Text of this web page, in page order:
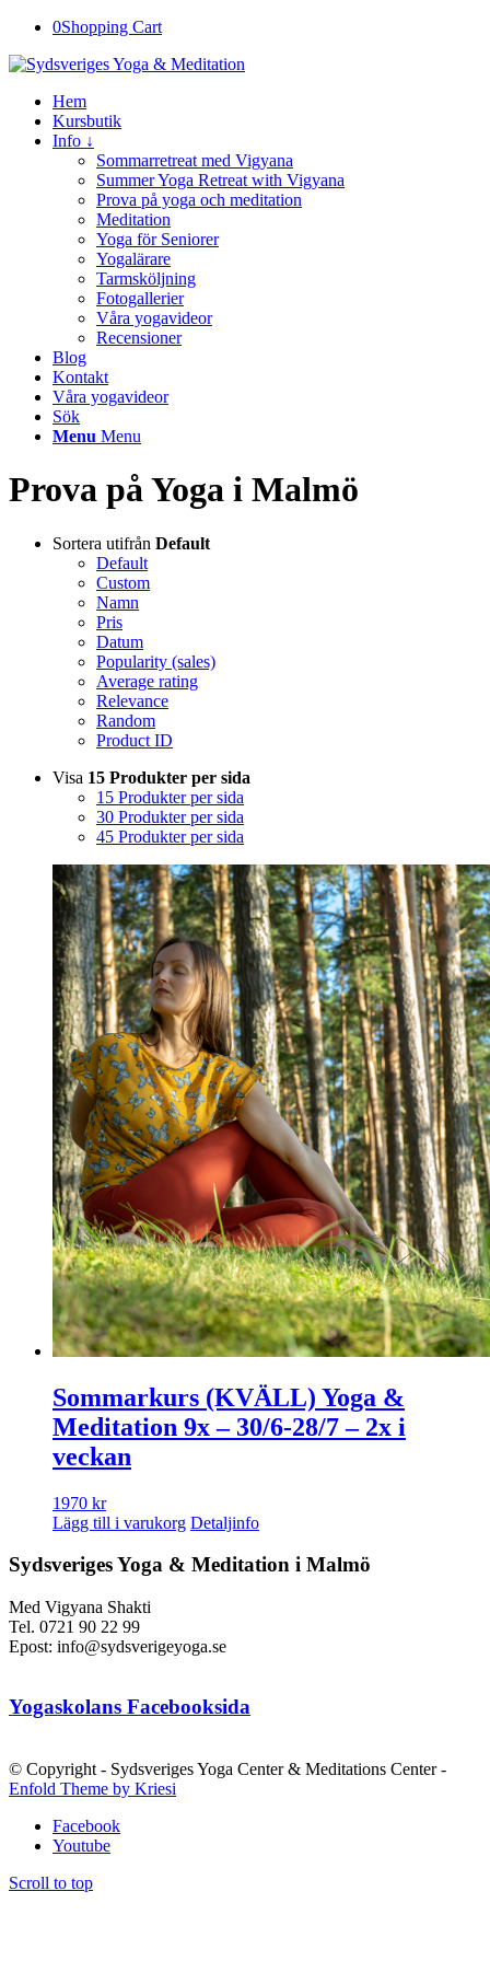
0Shopping Cart
Hem
Kursbutik
Info ↓
Sommarretreat med Vigyana
Summer Yoga Retreat with Vigyana
Prova på yoga och meditation
Meditation
Yoga för Seniorer
Yogalärare
Tarmsköljning
Fotogallerier
Våra yogavideor
Recensioner
Blog
Kontakt
Våra yogavideor
Sök
Menu Menu
Prova på Yoga i Malmö
Sortera utifrån Default
Default
Custom
Namn
Pris
Datum
Popularity (sales)
Average rating
Relevance
Random
Product ID
Visa 15 Produkter per sida
15 Produkter per sida
30 Produkter per sida
45 Produkter per sida
Sommarkurs (KVÄLL) Yoga &
Meditation 9x – 30/6-28/7 – 2x i
veckan
1970 kr
Lägg till i varukorg Detaljinfo
Sydsveriges Yoga & Meditation i Malmö
Med Vigyana Shakti
Tel. 0721 90 22 99
Epost: info@sydsverigeyoga.se
Yogaskolans Facebooksida
© Copyright - Sydsveriges Yoga Center & Meditations Center -
Enfold Theme by Kriesi
Facebook
Youtube
Scroll to top